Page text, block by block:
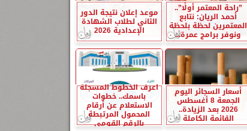
”راحة المعتمر أولًا”..
أحمد الريان: نتابع
المعتمرين لحظة بلحظة
ونوفر برامج عمرة...
موعد إعلان نتيجة الدور
الثاني لطلاب الشهادة
الإعدادية 2026
أسعار السجائر اليوم
الجمعة 8 أغسطس
2026 بعد الزيادة..
القائمة الكاملة
اعرف الخطوط المسجلة
باسمك.. خطوات
الاستعلام عن أرقام
المحمول المرتبطة
بالرقم القومي